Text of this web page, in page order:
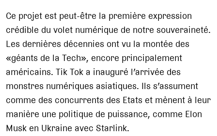
Ce projet est peut-être la première expression
crédible du volet numérique de notre souveraineté.
Les dernières décennies ont vu la montée des
«géants de la Tech», encore principalement
américains. Tik Tok a inauguré l’arrivée des
monstres numériques asiatiques. Ils s’assument
comme des concurrents des Etats et mènent à leur
manière une politique de puissance, comme Elon
Musk en Ukraine avec Starlink.